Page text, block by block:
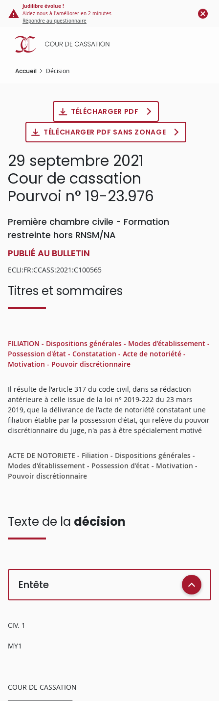
Panneau de gestion des cookies
contenu
principal
Judilibre évolue !
Aidez-nous à l'améliorer en 2 minutes
Répondre au questionnaire
Accueil Décision
TÉLÉCHARGER PDF
TÉLÉCHARGER PDF SANS ZONAGE
29 septembre 2021
Cour de cassation
Pourvoi n° 19-23.976
Première chambre civile - Formation
restreinte hors RNSM/NA
PUBLIÉ AU BULLETIN
ECLI:FR:CCASS:2021:C100565
Titres et sommaires
FILIATION - Dispositions générales - Modes d'établissement -
Possession d'état - Constatation - Acte de notoriété -
Motivation - Pouvoir discrétionnaire
Il résulte de l'article 317 du code civil, dans sa rédaction
antérieure à celle issue de la loi n° 2019-222 du 23 mars
2019, que la délivrance de l'acte de notoriété constatant une
filiation établie par la possession d'état, qui relève du pouvoir
discrétionnaire du juge, n'a pas à être spécialement motivé
ACTE DE NOTORIETE - Filiation - Dispositions générales -
Modes d'établissement - Possession d'état - Motivation -
Pouvoir discrétionnaire
Texte de la décision
Entête
CIV. 1
MY1
COUR DE CASSATION